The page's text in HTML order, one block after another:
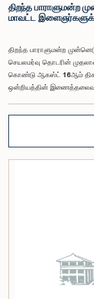
திறந்த பாராளுமன்ற
மாவட்ட
திறந்த பாராளுமன்ற
செயலமர்வு தொடரின்
கொண்டு ஆகஸ்ட் 16ஆம்
ஒன்றியத்தின் இணைத்தலைவர்
பங்கேற்புடன் திறந்த
செயலமர்வு தொடர் ஏற்பாடு
மாவட்டத்தை
இச்செயலமர்வு
Inclusive Impact)
விரும்பும் கம்பஹா
தரப்பட்டுள்ள https://
படிவத்தை பூர்த்தி செய்து